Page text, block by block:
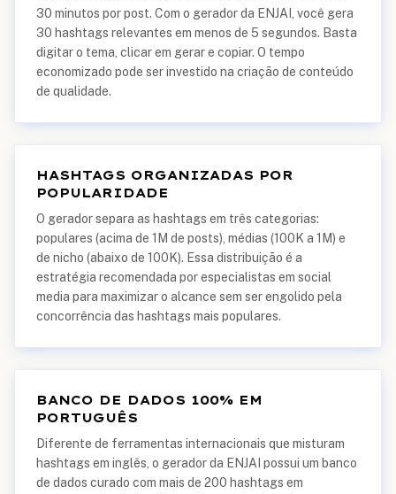
30 minutos por post. Com o gerador da ENJAI, você gera
30 hashtags relevantes em menos de 5 segundos. Basta
digitar o tema, clicar em gerar e copiar. O tempo
economizado pode ser investido na criação de conteúdo
de qualidade.
HASHTAGS ORGANIZADAS POR
POPULARIDADE
O gerador separa as hashtags em três categorias:
populares (acima de 1M de posts), médias (100K a 1M) e
de nicho (abaixo de 100K). Essa distribuição é a
estratégia recomendada por especialistas em social
media para maximizar o alcance sem ser engolido pela
concorrência das hashtags mais populares.
BANCO DE DADOS 100% EM
PORTUGUÊS
Diferente de ferramentas internacionais que misturam
hashtags em inglês, o gerador da ENJAI possui um banco
de dados curado com mais de 200 hashtags em